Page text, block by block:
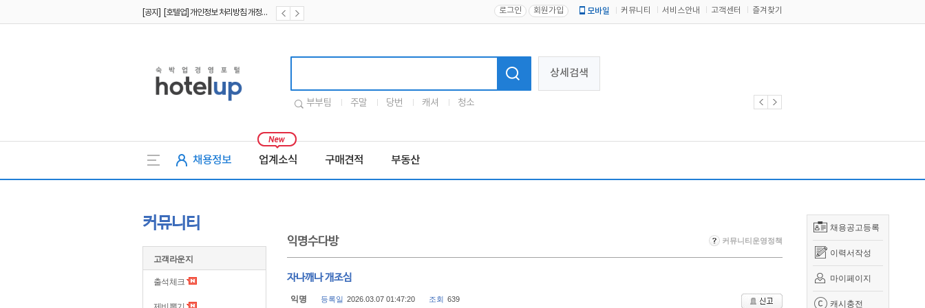
[공지] [호텔업] 개인정보 처리방침 개정본2 (19.09.02) 로그인 회원가입 모바일 커뮤니티 서비스안내 고객센터 즐겨찾기
상세검색
부부팀 주말 당번 캐셔 청소
채용정보 업계소식 구매견적 부동산
채용공고등록
이력서작성
마이페이지
캐시충전
커뮤니티
고객라운지
출석체크
익명수다방 커뮤니티운영정책
자나깨나 개조심
익명 등록일 2026.03.07 01:47:20 조회 639